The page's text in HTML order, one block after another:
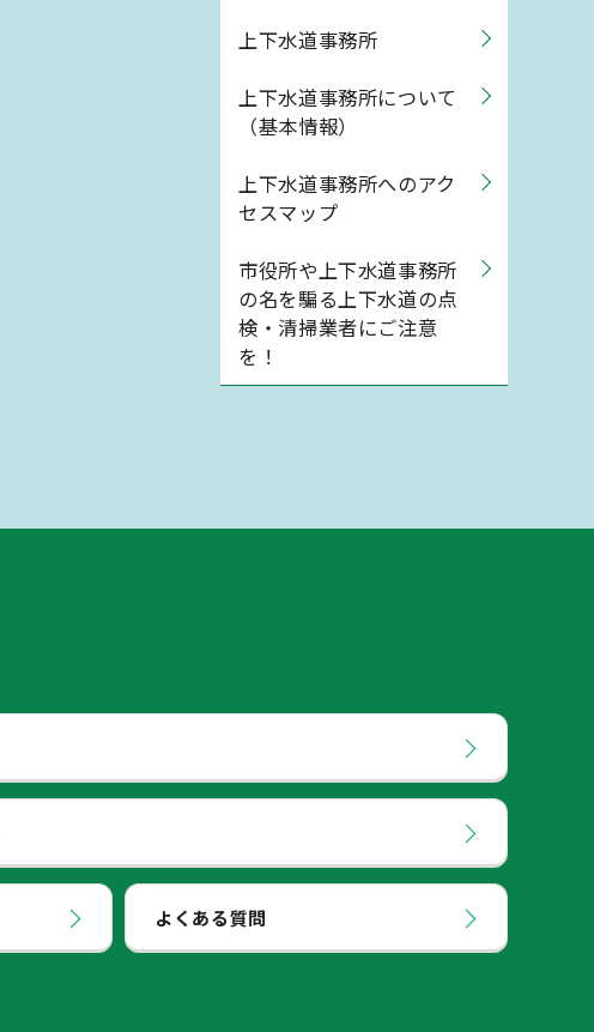
上下水道事務所
上下水道事務所について
（基本情報）
上下水道事務所へのアク
セスマップ
市役所や上下水道事務所
の名を騙る上下水道の点
検・清掃業者にご注意
を！
よくある質問